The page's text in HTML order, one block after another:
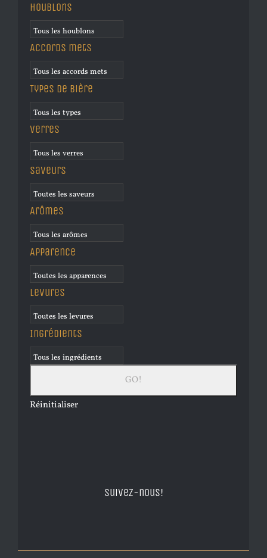
Houblons
Accords mets
Types de bière
Verres
Saveurs
Arômes
Apparence
Levures
Ingrédients
Réinitialiser
Suivez-nous!